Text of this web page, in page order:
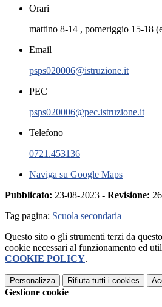
Orari
mattino 8-14 , pomeriggio 15-18
Email
psps020006@istruzione.it
PEC
psps020006@pec.istruzione.it
Telefono
0721.453136
Naviga su Google Maps
Pubblicato: 23-08-2023 - Revisione:
Tag pagina: Scuola secondaria
Questo sito o gli strumenti terzi da
cookie necessari al funzionamento ed
COOKIE POLICY.
Personalizza Rifiuta tutti i cookies
Gestione cookie